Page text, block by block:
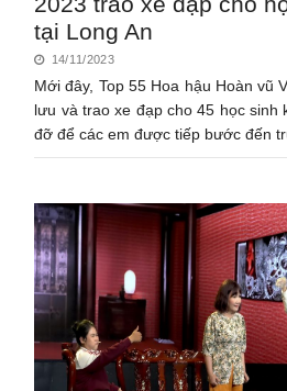
tại Long An
14/11/2023
Mới đây, Top 55 Hoa hậu Hoàn vũ
lưu và trao xe đạp cho 45 học sinh
đỡ để các em được tiếp bước đến